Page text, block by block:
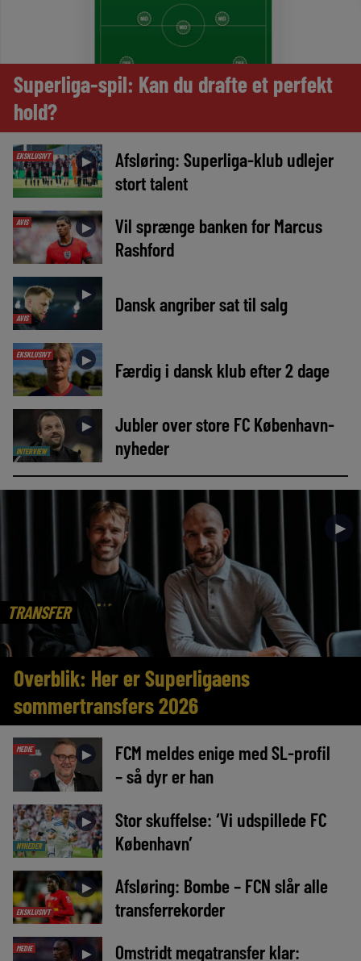
Superliga-spil: Kan du drafte et perfekt
hold?
EKSKLUSIVT ►
Afsløring: Superliga-klub udlejer
stort talent
AVIS ►
Vil sprænge banken for Marcus
Rashford
AVIS
► Dansk angriber sat til salg
EKSKLUSIVT ► Færdig i dansk klub efter 2 dage
INTERVIEW
►
Jubler over store FC København-
nyheder
TRANSFER
►
Overblik: Her er Superligaens
sommertransfers 2026
MEDIE ►
FCM meldes enige med SL-profil
– så dyr er han
NYHEDER
►
Stor skuffelse: ‘Vi udspillede FC
København’
EKSKLUSIVT
►
Afsløring: Bombe – FCN slår alle
transferrekorder
MEDIE ► Omstridt megatransfer klar: